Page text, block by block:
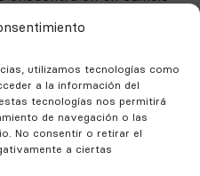
utilizamos tecnologías como
a la información del
tecnologías nos permitirá
de navegación o las
No consentir o retirar el
a ciertas
mezcla de elementos de
El hotel también
la azotea con piscina y